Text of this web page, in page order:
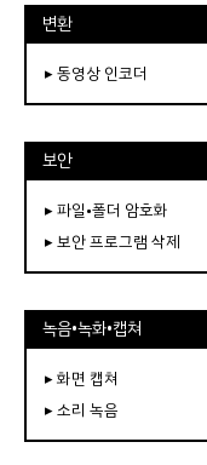
변환
▸ 동영상 인코더
보안
▸ 파일•폴더 암호화
▸ 보안 프로그램 삭제
녹음•녹화•캡쳐
▸ 화면 캡쳐
▸ 소리 녹음